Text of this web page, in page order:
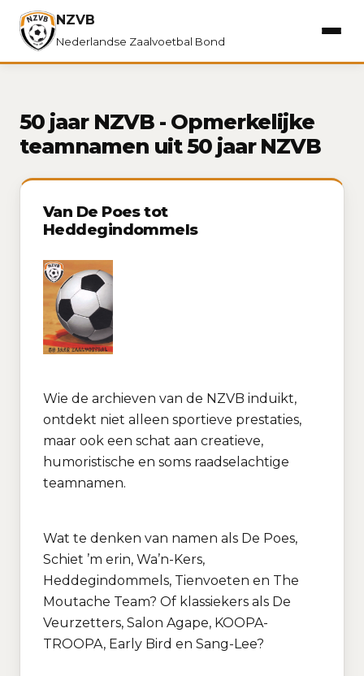
NZVB
Nederlandse Zaalvoetbal Bond
50 jaar NZVB - Opmerkelijke
teamnamen uit 50 jaar NZVB
Van De Poes tot
Heddegindommels
Wie de archieven van de NZVB induikt,
ontdekt niet alleen sportieve prestaties,
maar ook een schat aan creatieve,
humoristische en soms raadselachtige
teamnamen.
Wat te denken van namen als De Poes,
Schiet ’m erin, Wa’n-Kers,
Heddegindommels, Tienvoeten en The
Moutache Team? Of klassiekers als De
Veurzetters, Salon Agape, KOOPA-
TROOPA, Early Bird en Sang-Lee?